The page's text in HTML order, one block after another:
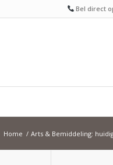
Bel direct
Home / Arts & Bemiddeling: